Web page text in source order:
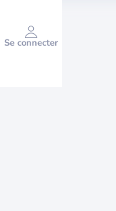
Se connecter